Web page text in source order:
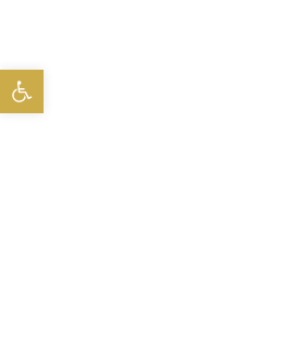
Ouvrir la barre d’outils